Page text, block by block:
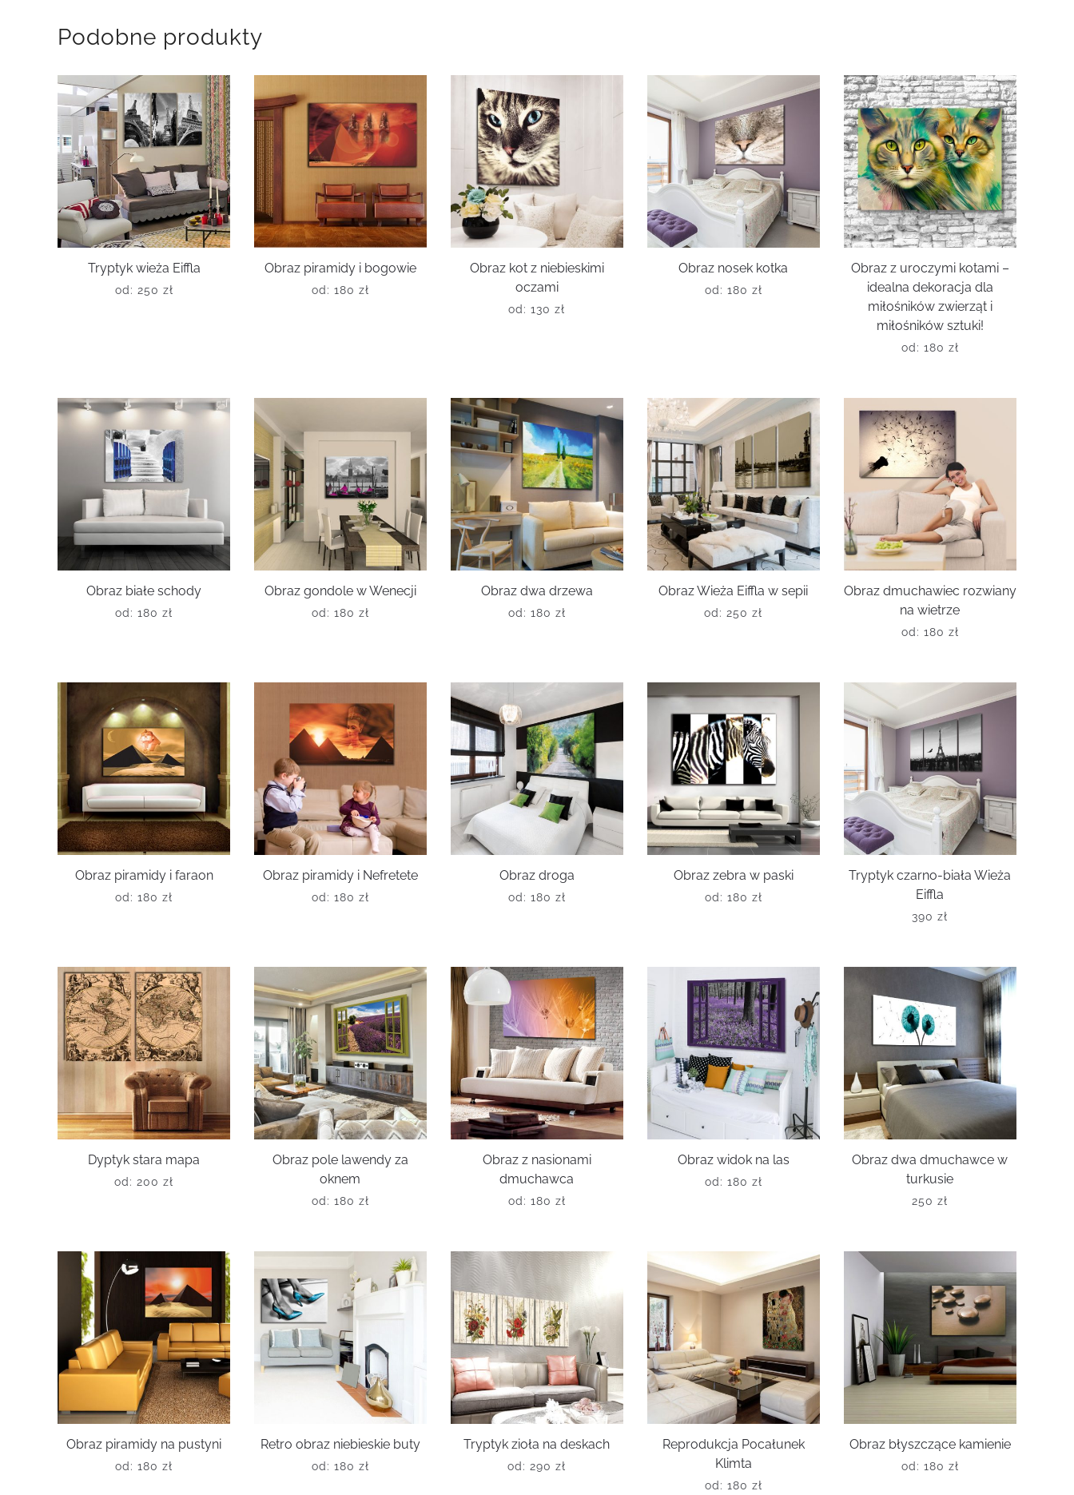
Podobne produkty
Tryptyk wieża Eiffla
od: 250 zł
Obraz piramidy i bogowie
od: 180 zł
Obraz kot z niebieskimi
oczami
od:130zł
Obraz nosek kotka
od: 180 zł
Obraz z uroczymi kotami –
idealna dekoracja dla
miłośników zwierząt i
miłośników sztuki!
od: 180 zł
Obraz białe schody
od: 180 zł
Obraz gondole w Wenecji
od: 180 zł
Obraz dwa drzewa
od: 180 zł
Obraz Wieża Eiffla w sepii
od:250zł
Obraz dmuchawiec rozwiany
na wietrze
od: 180 zł
Obraz piramidy i faraon
od: 180 zł
Obraz piramidy i Nefretete
od: 180 zł
Obraz droga
od: 180 zł
Obraz zebra w paski
od: 180 zł
Tryptyk czarno-biała Wieża
Eiffla
390zł
Dyptyk stara mapa
od: 200 zł
Obraz pole lawendy za
oknem
od: 180 zł
Obraz z nasionami
dmuchawca
od: 180 zł
Obraz widok na las
od: 180 zł
Obraz dwa dmuchawce w
turkusie
250zł
Obraz piramidy na pustyni
od: 180 zł
Retro obraz niebieskie buty
od: 180 zł
Tryptyk zioła na deskach
od:290zł
Reprodukcja Pocałunek
Klimta
od: 180 zł
Obraz błyszczące kamienie
od: 180 zł